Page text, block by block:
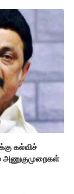
கல்விச்
அணுகுமுறைகள்